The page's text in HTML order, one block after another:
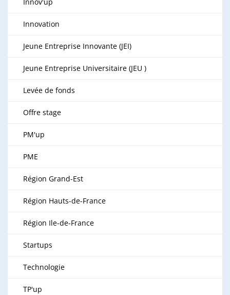
Innovation
Jeune Entreprise Innovante (JEI)
Jeune Entreprise Universitaire (JEU )
Levée de fonds
Offre stage
PM'up
PME
Région Grand-Est
Région Hauts-de-France
Région Ile-de-France
Startups
Technologie
TP'up